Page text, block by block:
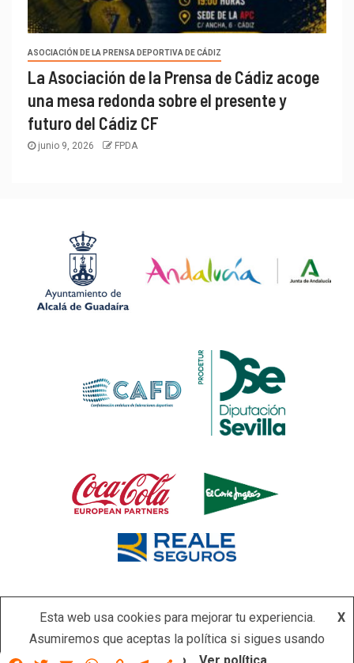
ASOCIACIÓN DE LA PRENSA DEPORTIVA DE CÁDIZ
La Asociación de la Prensa de Cádiz acoge
una mesa redonda sobre el presente y
futuro del Cádiz CF
junio 9, 2026 FPDA
Copyright © Todos los derechos reservados.|Newsever
Esta web usa cookies para mejorar tu experiencia.
Asumiremos que aceptas la política si sigues usando
X